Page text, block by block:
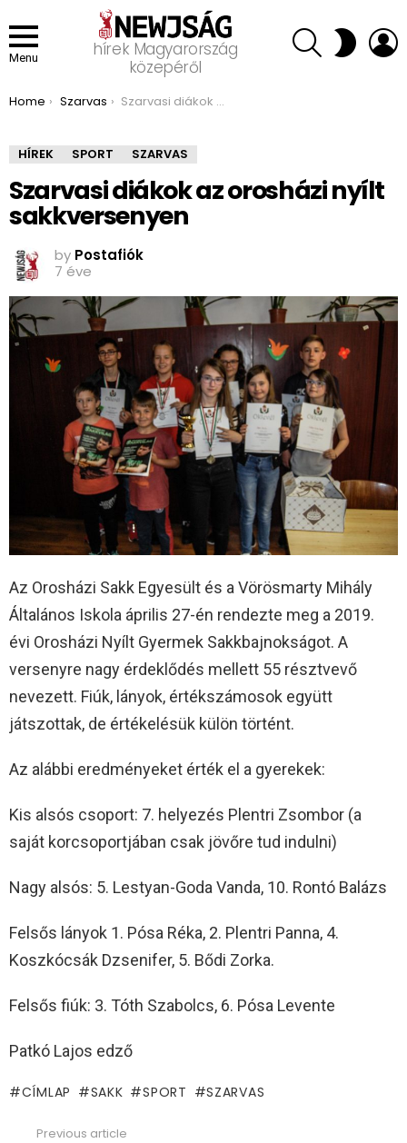
Menu
hírek Magyarország
közepéről
SEARCH SWITCH
SKIN
You are here:
Home Szarvas Szarvasi diákok az orosházi nyílt sakkversenyen
HÍREK SPORT SZARVAS
Szarvasi diákok az orosházi nyílt
sakkversenyen
by Postafiók
7 éve
Az Orosházi Sakk Egyesült és a Vörösmarty Mihály
Általános Iskola április 27-én rendezte meg a 2019.
évi Orosházi Nyílt Gyermek Sakkbajnokságot. A
versenyre nagy érdeklődés mellett 55 résztvevő
nevezett. Fiúk, lányok, értékszámosok együtt
játszottak, de értékelésük külön történt.
Az alábbi eredményeket érték el a gyerekek:
Kis alsós csoport: 7. helyezés Plentri Zsombor (a
saját korcsoportjában csak jövőre tud indulni)
Nagy alsós: 5. Lestyan-Goda Vanda, 10. Rontó Balázs
Felsős lányok 1. Pósa Réka, 2. Plentri Panna, 4.
Koszkócsák Dzsenifer, 5. Bődi Zorka.
Felsős fiúk: 3. Tóth Szabolcs, 6. Pósa Levente
Patkó Lajos edző
CÍMLAP SAKK SPORT SZARVAS
Previous article